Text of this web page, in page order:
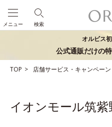
検索
メニュー
オルビス
公式通販だけの
TOP 店舗サービス・キャンペーン
イオンモール筑紫